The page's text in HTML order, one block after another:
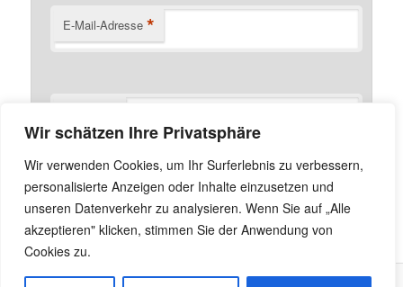
Wir schätzen Ihre Privatsphäre
Wir verwenden Cookies, um Ihr Surferlebnis zu verbessern,
personalisierte Anzeigen oder Inhalte einzusetzen und
unseren Datenverkehr zu analysieren. Wenn Sie auf „Alle
akzeptieren" klicken, stimmen Sie der Anwendung von
Cookies zu.
E-Mail-Adresse *
Name, E-Mail-Adresse und Website in diesem Browser
für meinen nächsten Kommentar speichern.